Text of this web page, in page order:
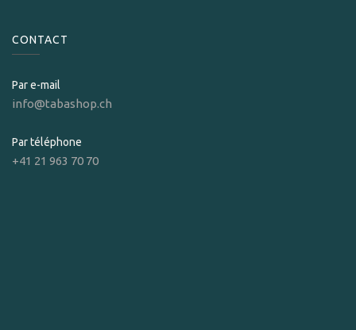
CONTACT
Par e-mail
info@tabashop.ch
Par téléphone
+41 21 963 70 70